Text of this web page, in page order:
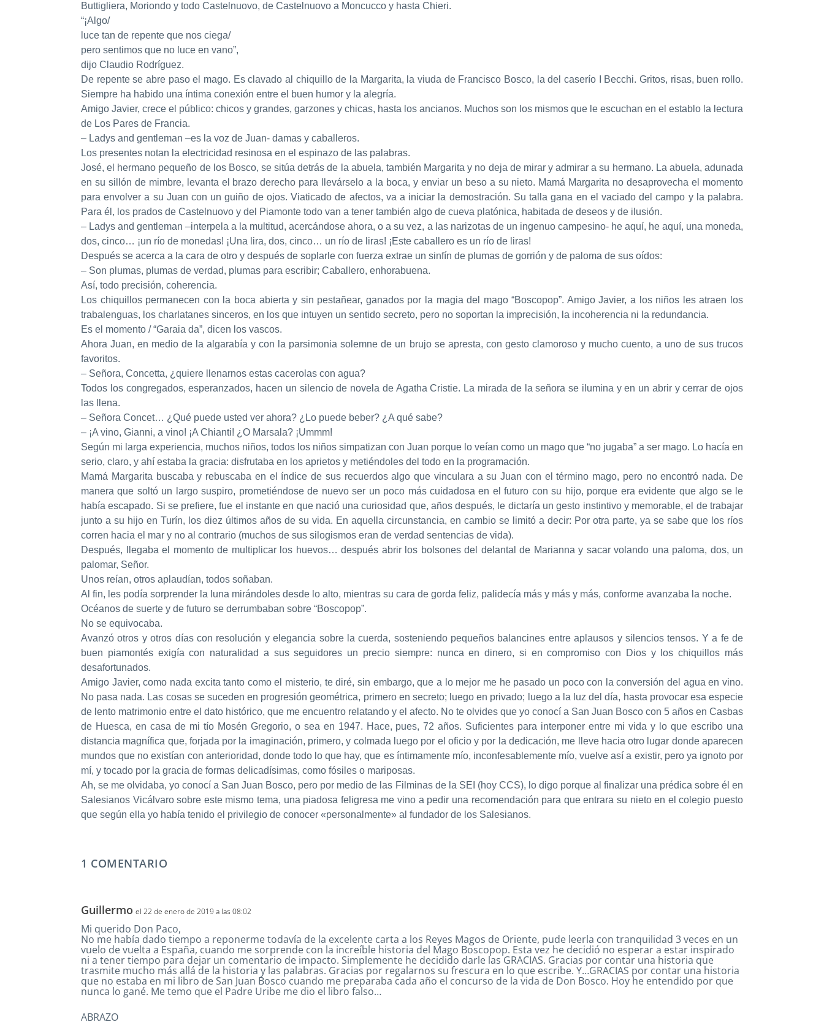
Buttigliera, Moriondo y todo Castelnuovo, de Castelnuovo a Moncucco y hasta Chieri.
“¡Algo/
luce tan de repente que nos ciega/
pero sentimos que no luce en vano”,
dijo Claudio Rodríguez.
De repente se abre paso el mago. Es clavado al chiquillo de la Margarita, la viuda de Francisco Bosco, la del caserío I Becchi. Gritos, risas, buen rollo.
Siempre ha habido una íntima conexión entre el buen humor y la alegría.
Amigo Javier, crece el público: chicos y grandes, garzones y chicas, hasta los ancianos. Muchos son los mismos que le escuchan en el establo la lectura
de Los Pares de Francia.
– Ladys and gentleman –es la voz de Juan- damas y caballeros.
Los presentes notan la electricidad resinosa en el espinazo de las palabras.
José, el hermano pequeño de los Bosco, se sitúa detrás de la abuela, también Margarita y no deja de mirar y admirar a su hermano. La abuela, adunada
en su sillón de mimbre, levanta el brazo derecho para llevárselo a la boca, y enviar un beso a su nieto. Mamá Margarita no desaprovecha el momento
para envolver a su Juan con un guiño de ojos. Viaticado de afectos, va a iniciar la demostración. Su talla gana en el vaciado del campo y la palabra.
Para él, los prados de Castelnuovo y del Piamonte todo van a tener también algo de cueva platónica, habitada de deseos y de ilusión.
– Ladys and gentleman –interpela a la multitud, acercándose ahora, o a su vez, a las narizotas de un ingenuo campesino- he aquí, he aquí, una moneda,
dos, cinco… ¡un río de monedas! ¡Una lira, dos, cinco… un río de liras! ¡Este caballero es un río de liras!
Después se acerca a la cara de otro y después de soplarle con fuerza extrae un sinfín de plumas de gorrión y de paloma de sus oídos:
– Son plumas, plumas de verdad, plumas para escribir; Caballero, enhorabuena.
Así, todo precisión, coherencia.
Los chiquillos permanecen con la boca abierta y sin pestañear, ganados por la magia del mago “Boscopop”. Amigo Javier, a los niños les atraen los
trabalenguas, los charlatanes sinceros, en los que intuyen un sentido secreto, pero no soportan la imprecisión, la incoherencia ni la redundancia.
Es el momento / “Garaia da”, dicen los vascos.
Ahora Juan, en medio de la algarabía y con la parsimonia solemne de un brujo se apresta, con gesto clamoroso y mucho cuento, a uno de sus trucos
favoritos.
– Señora, Concetta, ¿quiere llenarnos estas cacerolas con agua?
Todos los congregados, esperanzados, hacen un silencio de novela de Agatha Cristie. La mirada de la señora se ilumina y en un abrir y cerrar de ojos
las llena.
– Señora Concet… ¿Qué puede usted ver ahora? ¿Lo puede beber? ¿A qué sabe?
– ¡A vino, Gianni, a vino! ¡A Chianti! ¿O Marsala? ¡Ummm!
Según mi larga experiencia, muchos niños, todos los niños simpatizan con Juan porque lo veían como un mago que “no jugaba” a ser mago. Lo hacía en
serio, claro, y ahí estaba la gracia: disfrutaba en los aprietos y metiéndoles del todo en la programación.
Mamá Margarita buscaba y rebuscaba en el índice de sus recuerdos algo que vinculara a su Juan con el término mago, pero no encontró nada. De
manera que soltó un largo suspiro, prometiéndose de nuevo ser un poco más cuidadosa en el futuro con su hijo, porque era evidente que algo se le
había escapado. Si se prefiere, fue el instante en que nació una curiosidad que, años después, le dictaría un gesto instintivo y memorable, el de trabajar
junto a su hijo en Turín, los diez últimos años de su vida. En aquella circunstancia, en cambio se limitó a decir: Por otra parte, ya se sabe que los ríos
corren hacia el mar y no al contrario (muchos de sus silogismos eran de verdad sentencias de vida).
Después, llegaba el momento de multiplicar los huevos… después abrir los bolsones del delantal de Marianna y sacar volando una paloma, dos, un
palomar, Señor.
Unos reían, otros aplaudían, todos soñaban.
Al fin, les podía sorprender la luna mirándoles desde lo alto, mientras su cara de gorda feliz, palidecía más y más y más, conforme avanzaba la noche.
Océanos de suerte y de futuro se derrumbaban sobre “Boscopop”.
No se equivocaba.
Avanzó otros y otros días con resolución y elegancia sobre la cuerda, sosteniendo pequeños balancines entre aplausos y silencios tensos. Y a fe de
buen piamontés exigía con naturalidad a sus seguidores un precio siempre: nunca en dinero, si en compromiso con Dios y los chiquillos más
desafortunados.
Amigo Javier, como nada excita tanto como el misterio, te diré, sin embargo, que a lo mejor me he pasado un poco con la conversión del agua en vino.
No pasa nada. Las cosas se suceden en progresión geométrica, primero en secreto; luego en privado; luego a la luz del día, hasta provocar esa especie
de lento matrimonio entre el dato histórico, que me encuentro relatando y el afecto. No te olvides que yo conocí a San Juan Bosco con 5 años en Casbas
de Huesca, en casa de mi tío Mosén Gregorio, o sea en 1947. Hace, pues, 72 años. Suficientes para interponer entre mi vida y lo que escribo una
distancia magnífica que, forjada por la imaginación, primero, y colmada luego por el oficio y por la dedicación, me lleve hacia otro lugar donde aparecen
mundos que no existían con anterioridad, donde todo lo que hay, que es íntimamente mío, inconfesablemente mío, vuelve así a existir, pero ya ignoto por
mí, y tocado por la gracia de formas delicadísimas, como fósiles o mariposas.
Ah, se me olvidaba, yo conocí a San Juan Bosco, pero por medio de las Filminas de la SEI (hoy CCS), lo digo porque al finalizar una prédica sobre él en
Salesianos Vicálvaro sobre este mismo tema, una piadosa feligresa me vino a pedir una recomendación para que entrara su nieto en el colegio puesto
que según ella yo había tenido el privilegio de conocer «personalmente» al fundador de los Salesianos.
1 COMENTARIO
Guillermo el 22 de enero de 2019 a las 08:02
Mi querido Don Paco,
No me había dado tiempo a reponerme todavía de la excelente carta a los Reyes Magos de Oriente, pude leerla con tranquilidad 3 veces en un
vuelo de vuelta a España, cuando me sorprende con la increíble historia del Mago Boscopop. Esta vez he decidió no esperar a estar inspirado
ni a tener tiempo para dejar un comentario de impacto. Simplemente he decidido darle las GRACIAS. Gracias por contar una historia que
trasmite mucho más allá de la historia y las palabras. Gracias por regalarnos su frescura en lo que escribe. Y…GRACIAS por contar una historia
que no estaba en mi libro de San Juan Bosco cuando me preparaba cada año el concurso de la vida de Don Bosco. Hoy he entendido por que
nunca lo gané. Me temo que el Padre Uribe me dio el libro falso…
ABRAZO